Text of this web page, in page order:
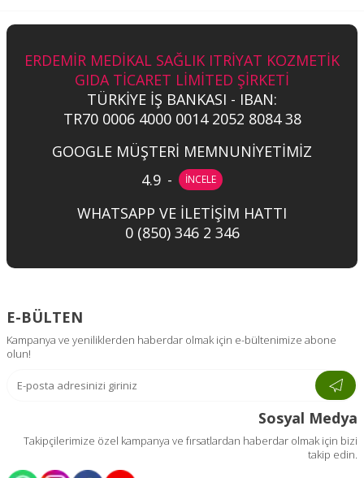
ERDEMİR MEDİKAL SAĞLIK ITRİYAT KOZMETİK
GIDA TİCARET LİMİTED ŞİRKETİ
TÜRKİYE İŞ BANKASI - IBAN:
TR70 0006 4000 0014 2052 8084 38
GOOGLE MÜŞTERİ MEMNUNİYETİMİZ
4.9 - İNCELE
WHATSAPP VE İLETİŞİM HATTI
0 (850) 346 2 346
E-BÜLTEN
Kampanya ve yeniliklerden haberdar olmak için e-bültenimize abone
olun!
Sosyal Medya
Takipçilerimize özel kampanya ve fırsatlardan haberdar olmak için bizi
takip edin.